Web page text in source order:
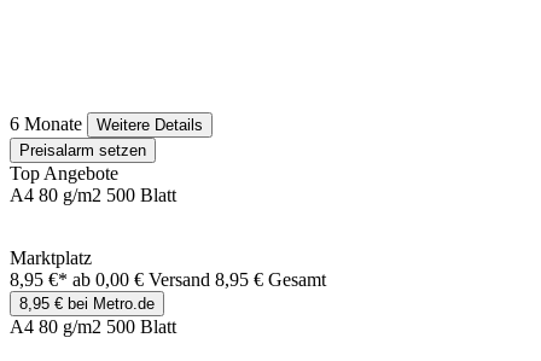
6 Monate
Weitere Details
Preisalarm setzen
Top Angebote
A4 80 g/m2 500 Blatt
Marktplatz
8,95 €* ab 0,00 € Versand 8,95 € Gesamt
8,95 € bei Metro.de
A4 80 g/m2 500 Blatt